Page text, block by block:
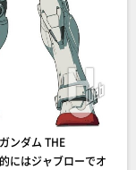
ンダム THE
にはジャブローでオ